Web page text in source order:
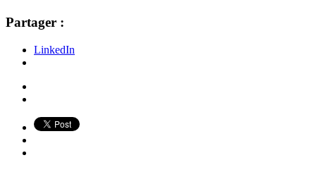
Partager :
LinkedIn